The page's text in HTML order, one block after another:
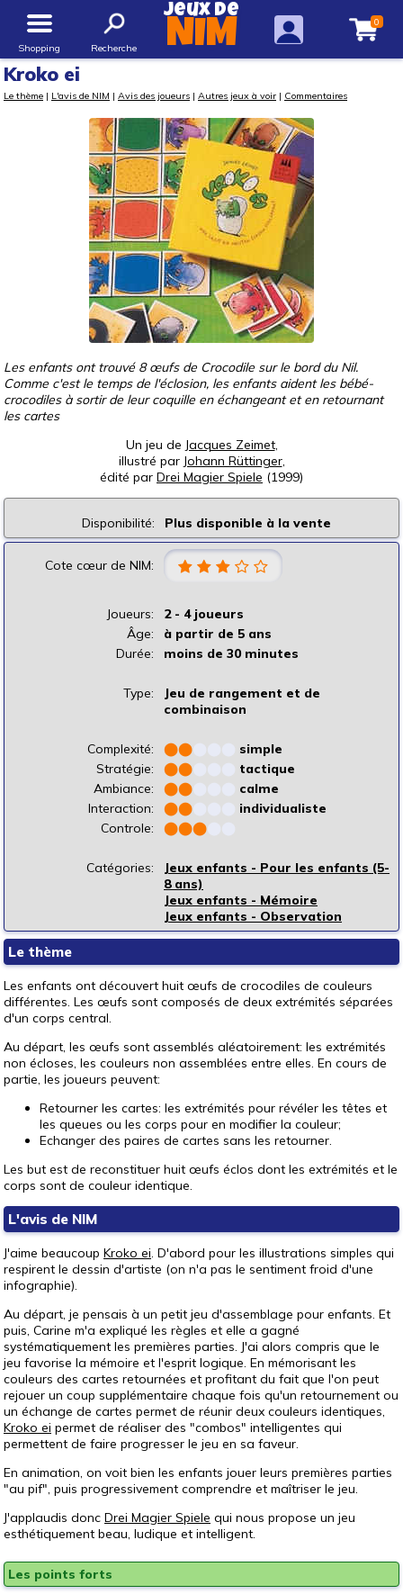
Shopping Recherche
Jeux de
NIM 0
Kroko ei
Le thème | L'avis de NIM | Avis des joueurs | Autres jeux à voir | Commentaires
Les enfants ont trouvé 8 œufs de Crocodile sur le bord du Nil.
Comme c'est le temps de l'éclosion, les enfants aident les bébé-
crocodiles à sortir de leur coquille en échangeant et en retournant
les cartes
Un jeu de Jacques Zeimet,
illustré par Johann Rüttinger,
édité par Drei Magier Spiele (1999)
Disponibilité: Plus disponible à la vente
Cote cœur de NIM:
Joueurs:
2 - 4 joueurs
Âge:
à partir de 5 ans
Durée:
moins de 30 minutes
Type:
Jeu de rangement et de
combinaison
Complexité: ⬤⬤
simple
Stratégie:
⬤⬤
tactique
Ambiance:
⬤⬤
calme
Interaction:
⬤⬤
individualiste
Controle:
⬤⬤⬤
Catégories:
Jeux enfants - Pour les enfants (5-
8 ans)
Jeux enfants - Mémoire
Jeux enfants - Observation
Le thème
Les enfants ont découvert huit œufs de crocodiles de couleurs
différentes. Les œufs sont composés de deux extrémités séparées
d'un corps central.
Au départ, les œufs sont assemblés aléatoirement: les extrémités
non écloses, les couleurs non assemblées entre elles. En cours de
partie, les joueurs peuvent:
Retourner les cartes: les extrémités pour révéler les têtes et
les queues ou les corps pour en modifier la couleur;
Echanger des paires de cartes sans les retourner.
Les but est de reconstituer huit œufs éclos dont les extrémités et le
corps sont de couleur identique.
L'avis de NIM
J'aime beaucoup Kroko ei. D'abord pour les illustrations simples qui
respirent le dessin d'artiste (on n'a pas le sentiment froid d'une
infographie).
Au départ, je pensais à un petit jeu d'assemblage pour enfants. Et
puis, Carine m'a expliqué les règles et elle a gagné
systématiquement les premières parties. J'ai alors compris que le
jeu favorise la mémoire et l'esprit logique. En mémorisant les
couleurs des cartes retournées et profitant du fait que l'on peut
rejouer un coup supplémentaire chaque fois qu'un retournement ou
un échange de cartes permet de réunir deux couleurs identiques,
Kroko ei permet de réaliser des "combos" intelligentes qui
permettent de faire progresser le jeu en sa faveur.
En animation, on voit bien les enfants jouer leurs premières parties
"au pif", puis progressivement comprendre et maîtriser le jeu.
J'applaudis donc Drei Magier Spiele qui nous propose un jeu
esthétiquement beau, ludique et intelligent.
Les points forts